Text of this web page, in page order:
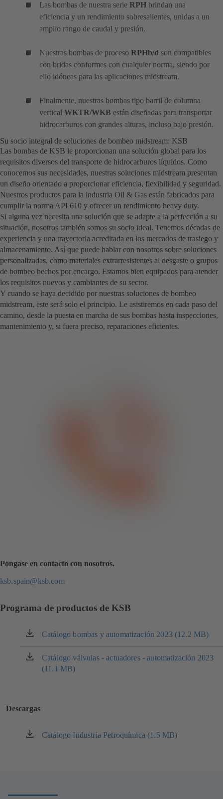
Las bombas de nuestra serie RPH brindan una
eficiencia y un rendimiento sobresalientes, unidas a un
amplio rango de caudal y presión.
Nuestras bombas de proceso RPHb/d son compatibles
con bridas conformes con cualquier norma, siendo por
ello idóneas para las aplicaciones midstream.
Finalmente, nuestras bombas tipo barril de columna
vertical WKTR/WKB están diseñadas para transportar
hidrocarburos con grandes alturas, incluso bajo presión.
Su socio integral de soluciones de bombeo midstream: KSB
Las bombas de KSB le proporcionan una solución global para los
requisitos diversos del transporte de hidrocarburos líquidos. Como
conocemos sus necesidades, nuestras soluciones midstream presentan
un diseño orientado a proporcionar eficiencia, flexibilidad y seguridad.
Nuestros productos para la industria Oil & Gas están fabricados para
cumplir la norma API 610 y ofrecer un rendimiento heavy duty.
Si alguna vez necesita una solución que se adapte a la perfección a su
situación, nosotros también somos su socio ideal. Tenemos décadas de
experiencia y una trayectoria acreditada en los mercados de trasiego y
almacenamiento. Así que puede hablar con nosotros sobre soluciones
personalizadas, como materiales extrarresistentes al desgaste o grupos
de bombeo hechos por encargo. Estamos bien equipados para atender
los requisitos nuevos y cambiantes de su sector.
Y cuando se haya decidido por nuestras soluciones de bombeo
midstream, este será solo el principio. Le asistiremos en cada paso del
camino, desde la puesta en marcha de sus bombas hasta inspecciones,
mantenimiento y, si fuera preciso, reparaciones eficientes.
Póngase en contacto con nosotros.
ksb.spain@ksb.com
Programa de productos de KSB
Catálogo bombas y automatización 2023 (12.2 MB)
(se
abre
en
una
Catálogo válvulas - actuadores - automatización 2023
(11.1 MB)
(se
abre
Descargas
Catálogo Industria Petroquímica (1.5 MB)
(se